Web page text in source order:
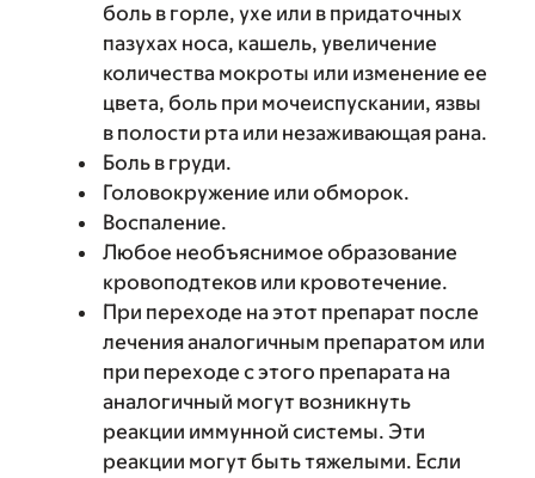
боль в горле, ухе или в придаточных
пазухах носа, кашель, увеличение
количества мокроты или изменение ее
цвета, боль при мочеиспускании, язвы
в полости рта или незаживающая рана.
Боль в груди.
Головокружение или обморок.
Воспаление.
Любое необъяснимое образование
кровоподтеков или кровотечение.
При переходе на этот препарат после
лечения аналогичным препаратом или
при переходе с этого препарата на
аналогичный могут возникнуть
реакции иммунной системы. Эти
реакции могут быть тяжелыми. Если